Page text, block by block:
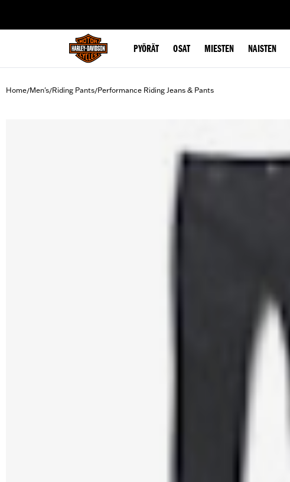
PYÖRÄT OSAT MIESTEN NAISTEN
Home/Men's/Riding Pants/Performance Riding Jeans & Pants